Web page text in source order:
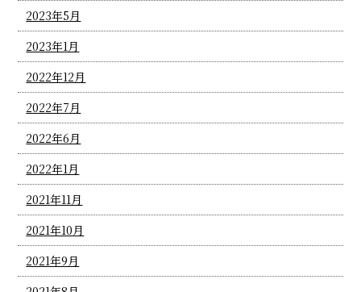
2023年5月
2023年1月
2022年12月
2022年7月
2022年6月
2022年1月
2021年11月
2021年10月
2021年9月